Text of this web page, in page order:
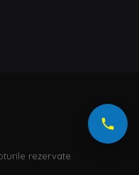
rezervate.